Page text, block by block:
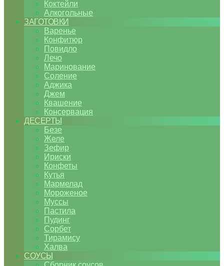
Коктейли
Алкогольные
ЗАГОТОВКИ
Варенье
Конфитюр
Повидло
Лечо
Маринование
Соление
Аджика
Джем
Квашение
Консервация
ДЕСЕРТЫ
Безе
Желе
Зефир
Ириски
Конфеты
Кутья
Мармелад
Мороженое
Муссы
Пастила
Пудинг
Сорбет
Тирамису
Халва
СОУСЫ